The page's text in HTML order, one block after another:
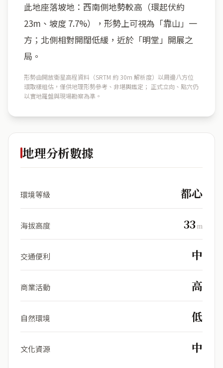
此地座落坡地：西南側地勢較高（環起伏約
23m、坡度 7.7%），形勢上可視為「靠山」一
方；北側相對開闊低緩，近於「明堂」開展之
局。
形勢由開放衛星高程資料（SRTM 約 30m 解析度）以周邊八方位
環取樣粗估，僅供地理形勢參考、非堪輿鑑定； 正式立向、點穴仍
以實地羅盤與現場勘察為準。
地理分析數據
環境等級 都心
海拔高度 33m
交通便利 中
商業活動 高
自然環境 低
文化資源 中